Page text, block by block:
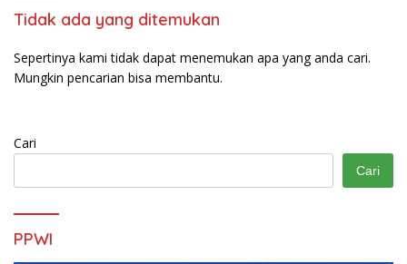
Tidak ada yang ditemukan
Sepertinya kami tidak dapat menemukan apa yang anda cari.
Mungkin pencarian bisa membantu.
Cari
Cari
PPWI